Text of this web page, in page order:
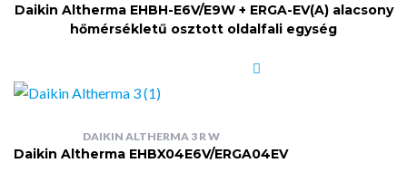
Daikin Altherma EHBH-E6V/E9W + ERGA-EV(A) alacsony
hőmérsékletű osztott oldalfali egység
DAIKIN ALTHERMA 3 R W
Daikin Altherma EHBX04E6V/ERGA04EV